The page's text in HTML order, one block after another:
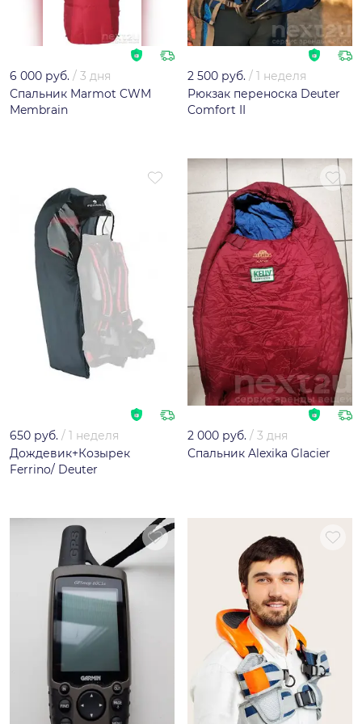
6 000 руб. / 3 дня
Спальник Marmot CWM
Membrain
2 500 руб. / 1 неделя
Рюкзак переноска Deuter
Comfort II
650 руб. / 1 неделя
Дождевик+Козырек
Ferrino/ Deuter
2 000 руб. / 3 дня
Спальник Alexika Glacier